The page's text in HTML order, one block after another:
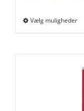
Vælg muligheder